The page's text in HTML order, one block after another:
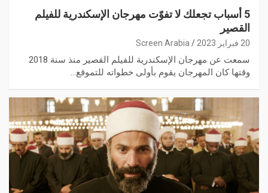
5 أسباب تجعلك لا تفوّت مهرجان الإسكندرية للفيلم
القصير
20 فبراير 2023 Screen Arabia
سمعت عن مهرجان الإسكندرية للفيلم القصير منذ سنة 2018
وقتها كان المهرجان يقوم بأولى خطواته للتموقع…